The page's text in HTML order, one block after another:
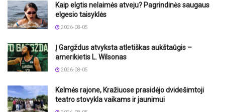
Kaip elgtis nelaimės atveju? Pagrindinės saugaus
elgesio taisyklės
2026-08-05
Į Gargždus atvyksta atletiškas aukštaūgis –
amerikietis L. Wilsonas
2026-08-05
Kelmės rajone, Kražiuose prasidėjo dvidešimtoji
teatro stovykla vaikams ir jaunimui